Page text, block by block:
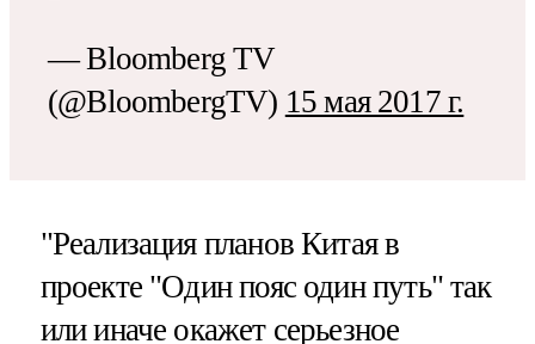
— Bloomberg TV
(@BloombergTV) 15 мая 2017 г.
"Реализация планов Китая в
проекте "Один пояс один путь" так
или иначе окажет серьезное